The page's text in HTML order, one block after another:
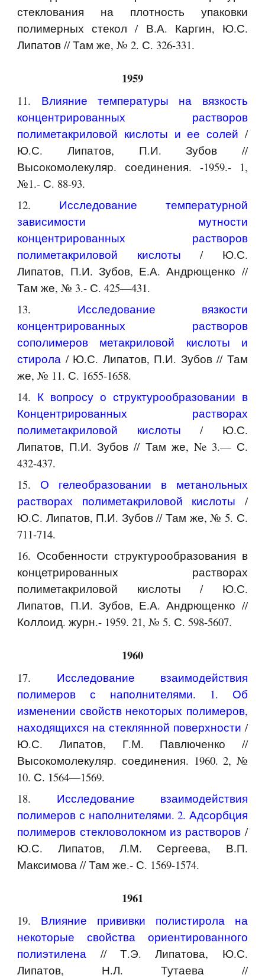
стеклования на плотность упаковки
полимерных стекол / В.А. Каргин, Ю.С.
Липатов // Там же, № 2. С. 326-331.
1959
11. Влияние температуры на вязкость
концентрированных растворов
полиметакриловой кислоты и ее солей /
Ю.С. Липатов, П.И. Зубов //
Высокомолекуляр. соединения. -1959.- 1,
№1.- С. 88-93.
12. Исследование температурной
зависимости мутности
концентрированных растворов
полиметакриловой кислоты / Ю.С.
Липатов, П.И. Зубов, Е.А. Андрющенко //
Там же, № 3.- С. 425—431.
13.
Исследование вязкости
концентрированных растворов
сополимеров метакриловой кислоты и
стирола / Ю.С. Липатов, П.И. Зубов // Там
же, № 11. С. 1655-1658.
14. К вопросу о структурообразовании в
Концентрированных растворах
полиметакриловой кислоты / Ю.С.
Липатов, П.И. Зубов // Там же, Ne 3.— С.
432-437.
15. О гелеобразовании в метанольных
растворах полиметакриловой кислоты /
Ю.С. Липатов, П.И. Зубов // Там же, № 5. С.
711-714.
16. Особенности структурообразования в
концетрированных растворах
полиметакриловой кислоты / Ю.С.
Липатов, П.И. Зубов, Е.А. Андрющенко //
Коллоид. журн.- 1959. 21, № 5. С. 598-5607.
1960
17. Исследование взаимодействия
полимеров с наполнителями. 1. Об
изменении свойств некоторых полимеров,
находящихся на стеклянной поверхности /
Ю.С. Липатов, Г.М. Павлюченко //
Высокомолекуляр. соединения. 1960. 2, №
10. С. 1564—1569.
18. Исследование взаимодействия
полимеров с наполнителями. 2. Адсорбция
полимеров стекловолокном из растворов /
Ю.С. Липатов, Л.М. Сергеева, В.П.
Максимова // Там же.- С. 1569-1574.
1961
19. Влияние прививки полистирола на
некоторые свойства ориентированного
полиэтилена // Т.Э. Липатова, Ю.С.
Липатов, Н.Л. Тутаева //